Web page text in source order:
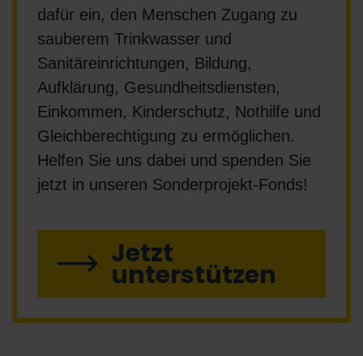
dafür ein, den Menschen Zugang zu
sauberem Trinkwasser und
Sanitäreinrichtungen, Bildung,
Aufklärung, Gesundheitsdiensten,
Einkommen, Kinderschutz, Nothilfe und
Gleichberechtigung zu ermöglichen.
Helfen Sie uns dabei und spenden Sie
jetzt in unseren Sonderprojekt-Fonds!
Jetzt
unterstützen